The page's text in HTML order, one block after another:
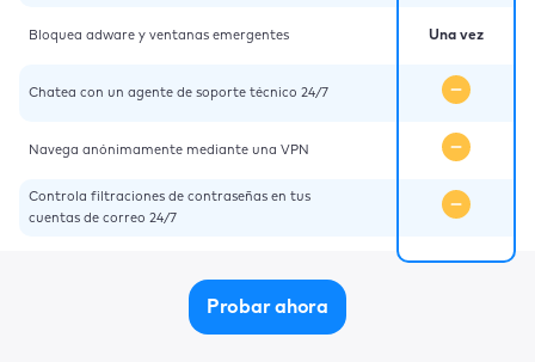
Bloquea adware y ventanas emergentes
Chatea con un agente de soporte técnico 24/7
Navega anónimamente mediante una VPN
Controla filtraciones de contraseñas en tus
cuentas de correo 24/7
Una vez
Probar ahora